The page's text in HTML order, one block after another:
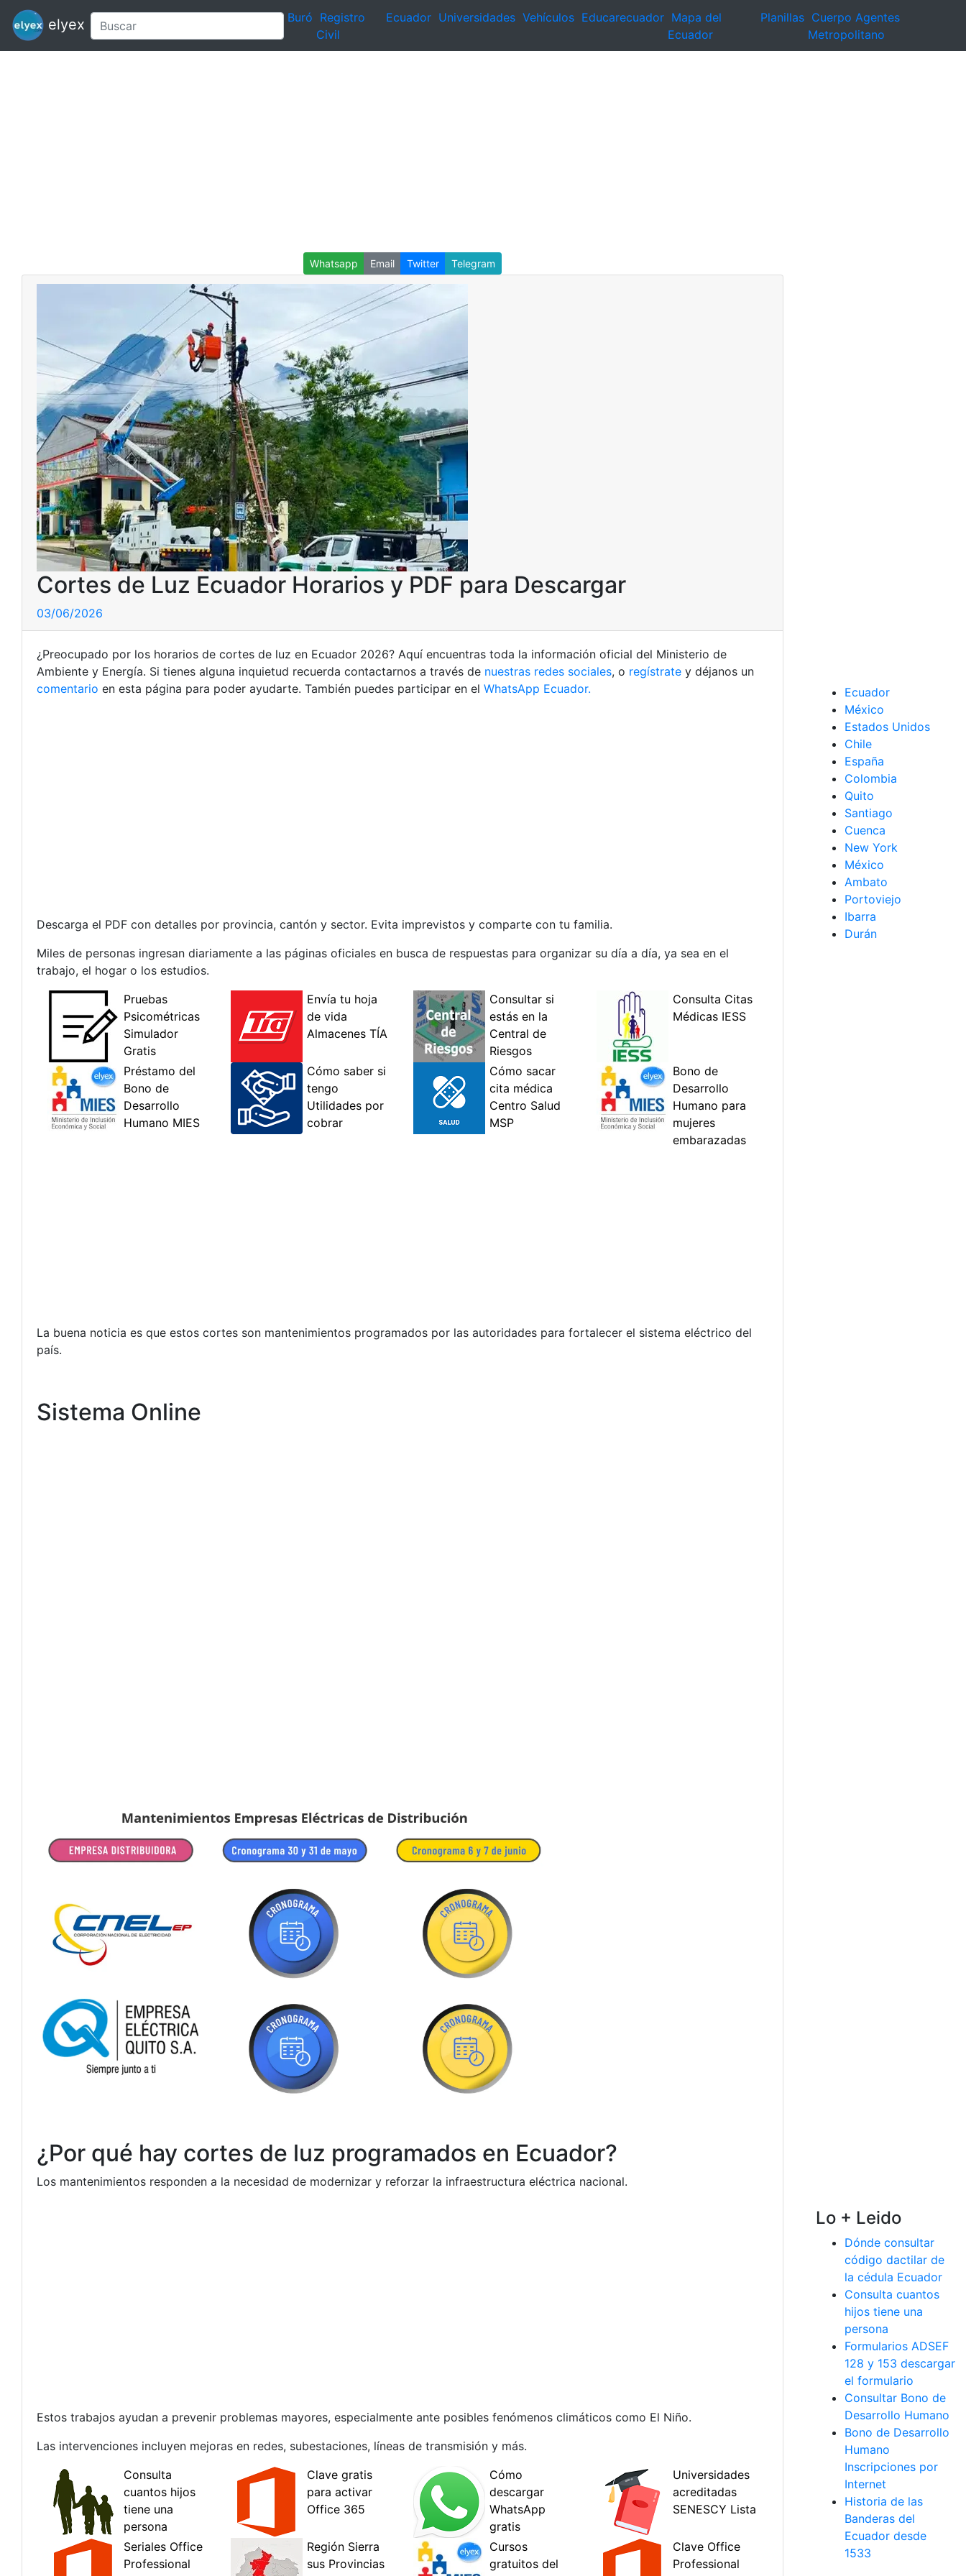
elyex Buró Registro
Civil
Ecuador Universidades Vehículos Educarecuador Mapa del
Ecuador
Planillas Cuerpo Agentes
Metropolitano
Whatsapp Email Twitter Telegram
Cortes de Luz Ecuador Horarios y PDF para Descargar
03/06/2026
¿Preocupado por los horarios de cortes de luz en Ecuador 2026? Aquí encuentras toda la información oficial del Ministerio de
Ambiente y Energía. Si tienes alguna inquietud recuerda contactarnos a través de nuestras redes sociales, o regístrate y déjanos un
comentario en esta página para poder ayudarte. También puedes participar en el WhatsApp Ecuador.
Descarga el PDF con detalles por provincia, cantón y sector. Evita imprevistos y comparte con tu familia.
Miles de personas ingresan diariamente a las páginas oficiales en busca de respuestas para organizar su día a día, ya sea en el
trabajo, el hogar o los estudios.
La buena noticia es que estos cortes son mantenimientos programados por las autoridades para fortalecer el sistema eléctrico del
país.
Sistema Online
¿Por qué hay cortes de luz programados en Ecuador?
Los mantenimientos responden a la necesidad de modernizar y reforzar la infraestructura eléctrica nacional.
Estos trabajos ayudan a prevenir problemas mayores, especialmente ante posibles fenómenos climáticos como El Niño.
Las intervenciones incluyen mejoras en redes, subestaciones, líneas de transmisión y más.
Ecuador
México
Estados Unidos
Chile
España
Colombia
Quito
Santiago
Cuenca
New York
México
Ambato
Portoviejo
Ibarra
Durán
Lo + Leido
Dónde consultar
código dactilar de
la cédula Ecuador
Consulta cuantos
hijos tiene una
persona
Formularios ADSEF
128 y 153 descargar
el formulario
Consultar Bono de
Desarrollo Humano
Bono de Desarrollo
Humano
Inscripciones por
Internet
Historia de las
Banderas del
Ecuador desde
1533